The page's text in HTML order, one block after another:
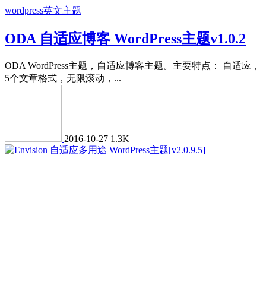
wordpress英文主题
ODA 自适应博客 WordPress主题v1.0.2
ODA WordPress主题，自适应博客主题。主要特点： 自适应，
5个文章格式，无限滚动，...
2016-10-27 1.3K